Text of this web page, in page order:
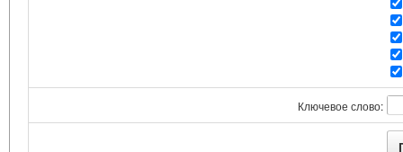
Ключевое слово: